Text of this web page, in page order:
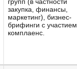
закупка, финансы,
маркетинг), бизнес-
брифинги с участием
комплаенс.